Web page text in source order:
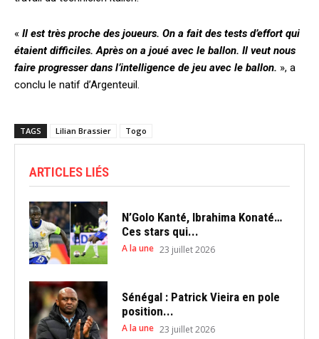
« Il est très proche des joueurs. On a fait des tests d’effort qui
étaient difficiles. Après on a joué avec le ballon. Il veut nous
faire progresser dans l’intelligence de jeu avec le ballon. », a
conclu le natif d’Argenteuil.
TAGS Lilian Brassier Togo
ARTICLES LIÉS
N’Golo Kanté, Ibrahima Konaté…
Ces stars qui...
A la une 23 juillet 2026
Sénégal : Patrick Vieira en pole
position...
A la une 23 juillet 2026